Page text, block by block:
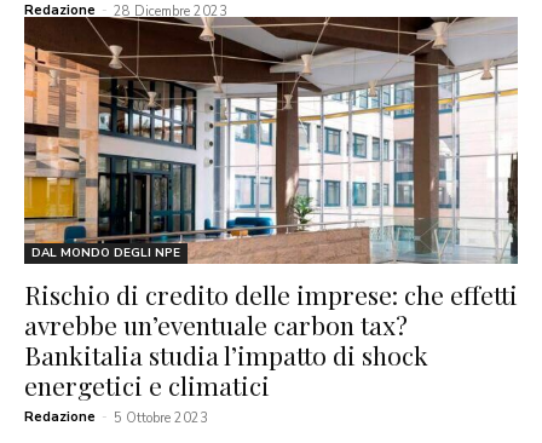
Redazione - 28 Dicembre 2023
DAL MONDO DEGLI NPE
Rischio di credito delle imprese: che effetti
avrebbe un’eventuale carbon tax?
Bankitalia studia l’impatto di shock
energetici e climatici
Redazione - 5 Ottobre 2023